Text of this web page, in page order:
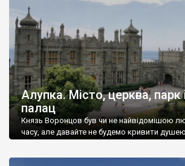
Алупка. Місто, церква, парк
палац
Князь Воронцов був чи не найвідомішою
часу, але давайте не будемо кривити